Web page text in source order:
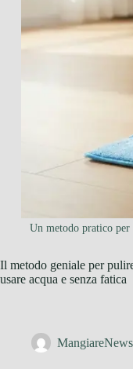
Un metodo pratico per
Il metodo geniale per
usare acqua e senza fatica
MangiareNews